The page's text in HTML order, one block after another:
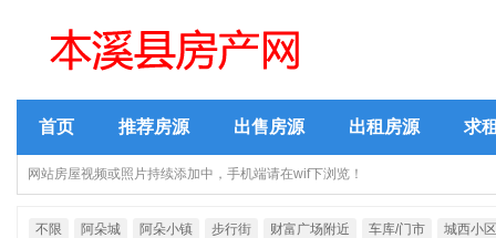
首页 推荐房源 出售房源 出租房源 求
网站房屋视频或照片持续添加中，手机端请在wif下浏览！
不限 阿朵城 阿朵小镇 步行街 财富广场附近 车库/门市
城西小区